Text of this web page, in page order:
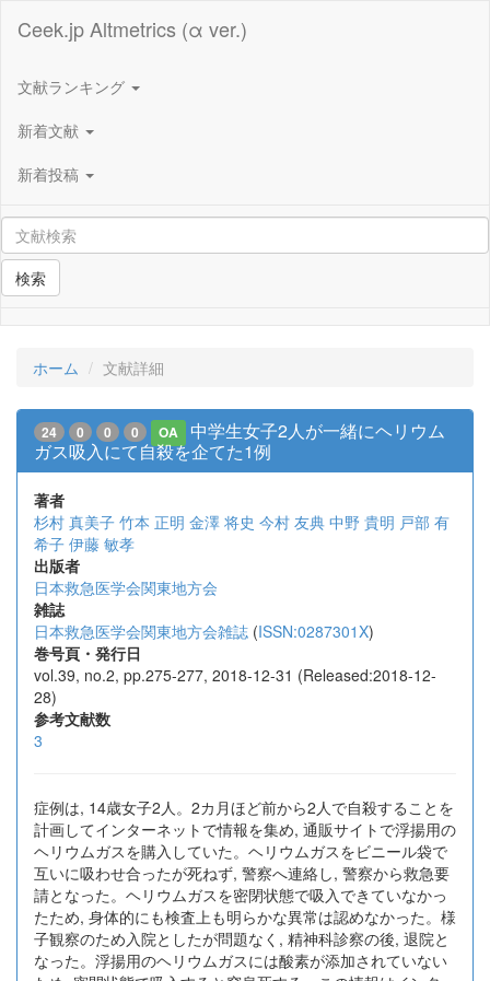
Ceek.jp Altmetrics (α ver.)
文献ランキング
新着文献
新着投稿
検索
ホーム 文献詳細
24 0 0 0 OA
中学生女子2人が一緒にヘリウム
ガス吸入にて自殺を企てた1例
著者
杉村 真美子 竹本 正明 金澤 将史 今村 友典 中野 貴明 戸部 有
希子 伊藤 敏孝
出版者
日本救急医学会関東地方会
雑誌
日本救急医学会関東地方会雑誌 (ISSN:0287301X)
巻号頁・発行日
vol.39, no.2, pp.275-277, 2018-12-31 (Released:2018-12-
28)
参考文献数
3
症例は, 14歳女子2人。2カ月ほど前から2人で自殺することを
計画してインターネットで情報を集め, 通販サイトで浮揚用の
ヘリウムガスを購入していた。ヘリウムガスをビニール袋で
互いに吸わせ合ったが死ねず, 警察へ連絡し, 警察から救急要
請となった。ヘリウムガスを密閉状態で吸入できていなかっ
たため, 身体的にも検査上も明らかな異常は認めなかった。様
子観察のため入院としたが問題なく, 精神科診察の後, 退院と
なった。浮揚用のヘリウムガスには酸素が添加されていない